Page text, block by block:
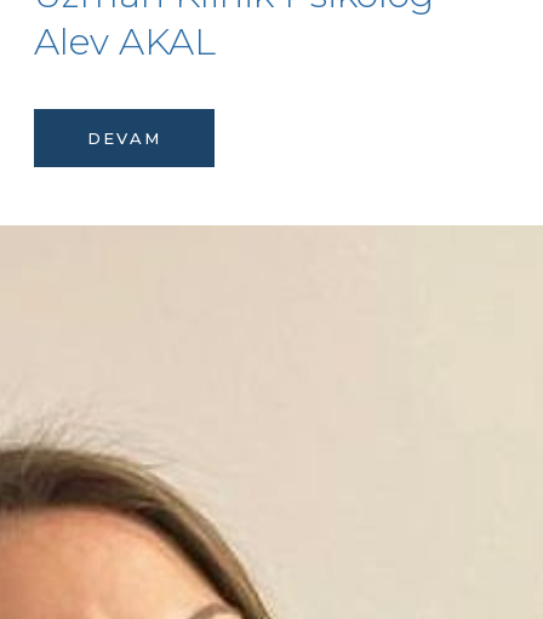
Alev AKAL
DEVAM